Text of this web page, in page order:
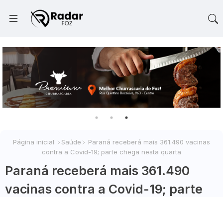
Página inicial Saúde
Paraná receberá mais 361.490 vacinas
contra a Covid-19; parte chega nesta quarta
Paraná receberá mais 361.490
vacinas contra a Covid-19; parte